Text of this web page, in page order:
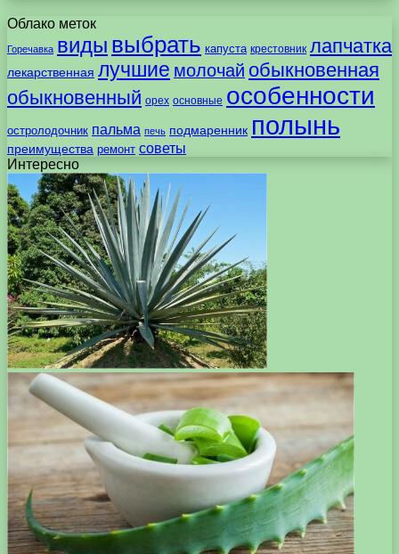
Облако меток
Горечавка виды выбрать капуста крестовник лапчатка
лекарственная лучшие молочай обыкновенная
обыкновенный орех основные особенности
остролодочник пальма печь подмаренник полынь
преимущества ремонт советы
Интересно